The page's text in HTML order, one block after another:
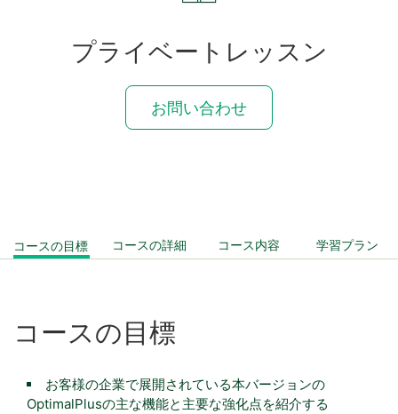
プライベートレッスン
お問い合わせ
コースの目標 コースの詳細 コース内容 学習プラン
コースの目標
お客様の企業で展開されている本バージョンの
OptimalPlusの主な機能と主要な強化点を紹介する